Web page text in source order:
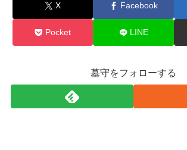
X Facebook
Pocket LINE
墓守をフォローする